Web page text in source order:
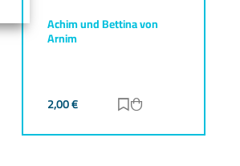
Achim und Bettina von
Arnim
2,00€ Zur Merkliste